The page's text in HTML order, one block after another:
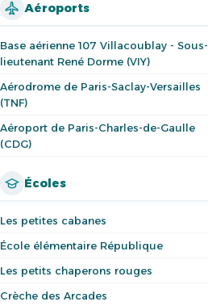
Aéroports
Base aérienne 107 Villacoublay - Sous-
lieutenant René Dorme (VIY)
Aérodrome de Paris-Saclay-Versailles
(TNF)
Aéroport de Paris-Charles-de-Gaulle
(CDG)
Écoles
Les petites cabanes
École élémentaire République
Les petits chaperons rouges
Crèche des Arcades